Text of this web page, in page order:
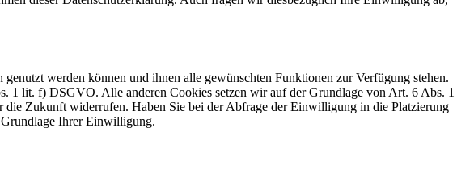
werden können und ihnen alle gewünschten Funktionen zur Verfügung stehen.
1 lit. f) DSGVO. Alle anderen Cookies setzen wir auf der Grundlage von Art. 6 Abs. 1
Zukunft widerrufen. Haben Sie bei der Abfrage der Einwilligung in die Platzierung
Ihrer Einwilligung.